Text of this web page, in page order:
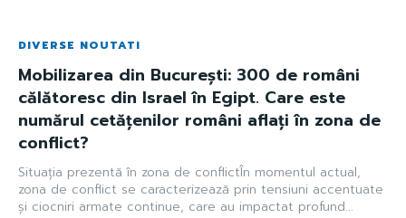
DIVERSE NOUTATI
Mobilizarea din București: 300 de români
călătoresc din Israel în Egipt. Care este
numărul cetățenilor români aflați în zona de
conflict?
Situația prezentă în zona de conflictÎn momentul actual,
zona de conflict se caracterizează prin tensiuni accentuate
și ciocniri armate continue, care au impactat profund...